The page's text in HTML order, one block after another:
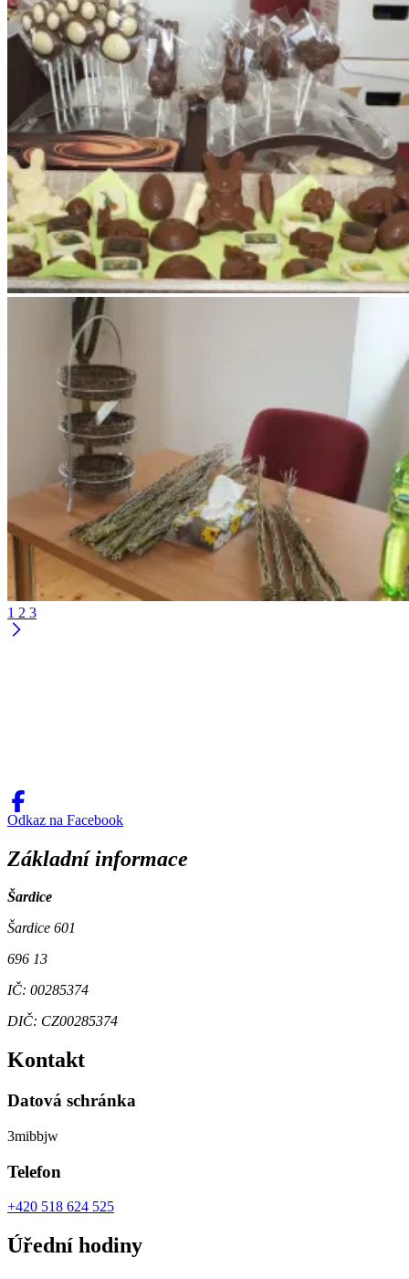
1 2 3
Odkaz na Facebook
Základní informace
Šardice
Šardice 601
696 13
IČ: 00285374
DIČ: CZ00285374
Kontakt
Datová schránka
3mibbjw
Telefon
+420 518 624 525
Úřední hodiny